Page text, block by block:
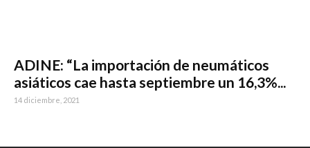
ADINE: “La importación de neumáticos
asiáticos cae hasta septiembre un 16,3%...
14 diciembre, 2021